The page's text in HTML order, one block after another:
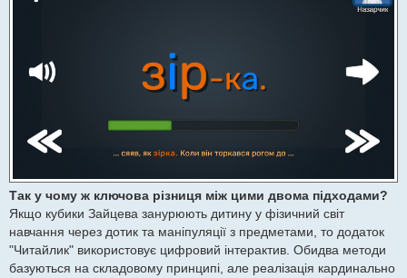
Так у чому ж ключова різниця між цими двома підходами?
Якщо кубики Зайцева занурюють дитину у фізичний світ
навчання через дотик та маніпуляції з предметами, то додаток
"Читайлик" використовує цифровий інтерактив. Обидва методи
базуються на складовому принципі, але реалізація кардинально